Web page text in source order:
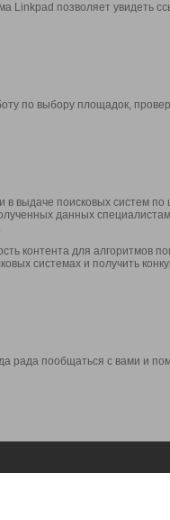
позволяет увидеть
по выбору площадок,
в выдаче поисковых систем
данных
контента для алгоритмов
системах и получить
рада пообщаться с вами и